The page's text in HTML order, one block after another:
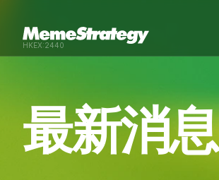
最新消息
HKEX:2440